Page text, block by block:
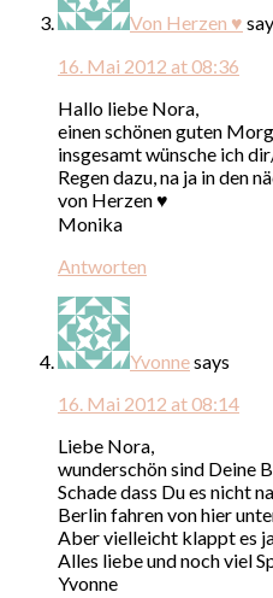
Von Herzen ♥
16. Mai 2012 at 08:36
Hallo liebe Nora,
einen schönen guten
insgesamt wünsche ich
Regen dazu, na ja in den
von Herzen ♥
Monika
Antworten
Yvonnesays
16. Mai 2012 at 08:14
Liebe Nora,
wunderschön sind Deine
Schade dass Du es nicht
Berlin fahren von hier
Aber vielleicht klappt es
Alles liebe und noch viel
Yvonne